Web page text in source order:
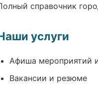
справочник
услуги
Афиша мероприятий
Вакансии и резюме